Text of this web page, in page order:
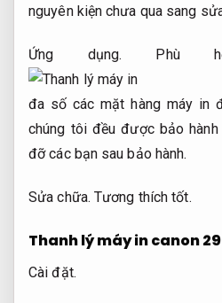
nguyên kiện chưa qua sang
Ứng dụng. Phù
đa số các mặt hàng máy in
chúng tôi đều được bảo
đỡ các bạn sau bảo hành.
Sửa chữa. Tương thích tốt.
Thanh lý máy in canon
Cài đặt.